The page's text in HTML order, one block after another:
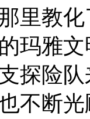
里教
玛雅
探险
不断